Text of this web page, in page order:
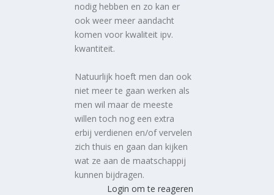
nodig hebben en zo kan er
ook weer meer aandacht
komen voor kwaliteit ipv.
kwantiteit.
Natuurlijk hoeft men dan ook
niet meer te gaan werken als
men wil maar de meeste
willen toch nog een extra
erbij verdienen en/of vervelen
zich thuis en gaan dan kijken
wat ze aan de maatschappij
kunnen bijdragen.
Login om te reageren